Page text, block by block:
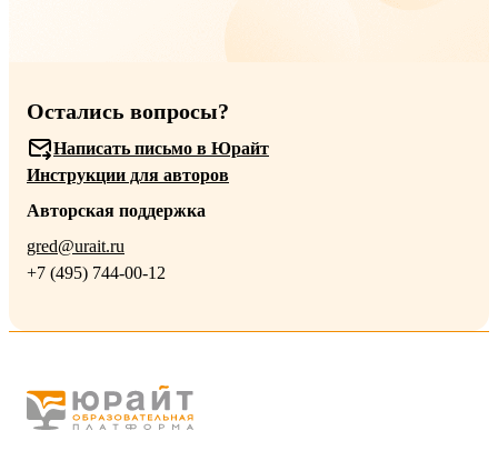
Остались вопросы?
Написать письмо в Юрайт
Инструкции для авторов
Авторская поддержка
gred@urait.ru
+7 (495) 744-00-12